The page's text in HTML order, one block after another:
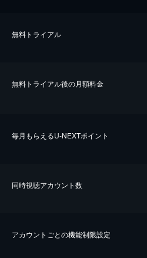
無料トライアル
無料トライアル後の⽉額料金
毎⽉もらえるU-NEXTポイント
同時視聴アカウント数
アカウントごとの機能制限設定